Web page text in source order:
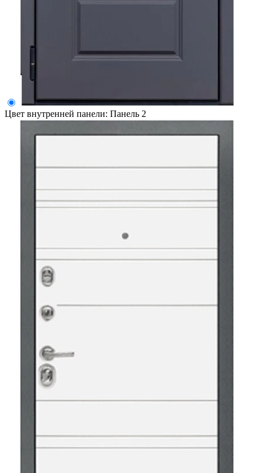
Цвет внутренней панели: Панель 2